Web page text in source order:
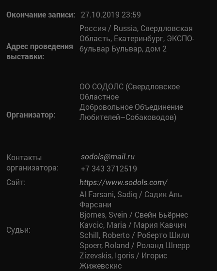
Окончание записи: 27.10.2019 23:59
Адрес проведения
выставки:
Россия / Russia, Свердловская
Область, Екатеринбург, ЭКСПО-
бульвар Бульвар, дом 2
Организатор:
ОО СОДОЛС (Свердловское
Областное
Добровольное Объединение
Любителей–Собаководов)
Контакты
организатора:
sodols@mail.ru
+7 343 3712519
Сайт:
https://www.sodols.com/
Судьи:
Al Farsani, Sadiq / Садик Аль
Фарсани
Bjornes, Svein / Свейн Бьёрнес
Kavcic, Maria / Мария Кавчич
Schill, Roberto / Роберто Шилл
Spoerr, Roland / Роланд Шперр
Zizevskis, Igoris / Игорис
Жижевскис